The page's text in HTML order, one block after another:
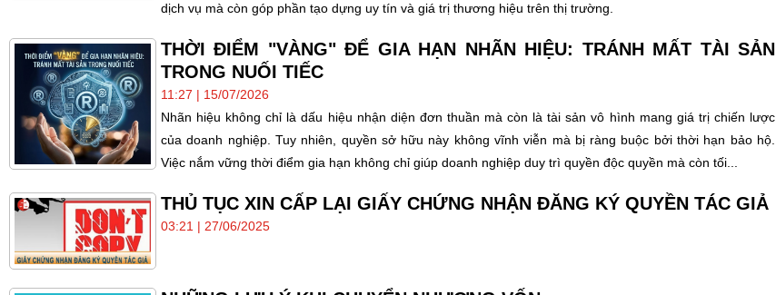
dịch vụ mà còn góp phần tạo dựng uy tín và giá trị thương hiệu trên thị trường.
THỜI ĐIỂM "VÀNG" ĐỂ GIA HẠN NHÃN HIỆU: TRÁNH MẤT TÀI SẢN
TRONG NUỐI TIẾC
11:27 | 15/07/2026
Nhãn hiệu không chỉ là dấu hiệu nhận diện đơn thuần mà còn là tài sản vô hình mang giá trị chiến lược
của doanh nghiệp. Tuy nhiên, quyền sở hữu này không vĩnh viễn mà bị ràng buộc bởi thời hạn bảo hộ.
Việc nắm vững thời điểm gia hạn không chỉ giúp doanh nghiệp duy trì quyền độc quyền mà còn tối...
THỦ TỤC XIN CẤP LẠI GIẤY CHỨNG NHẬN ĐĂNG KÝ QUYỀN TÁC GIẢ
03:21 | 27/06/2025